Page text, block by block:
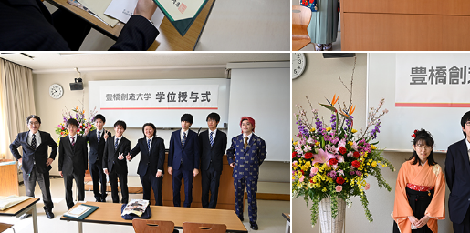
授与された学位記 学位記を手に記念撮影